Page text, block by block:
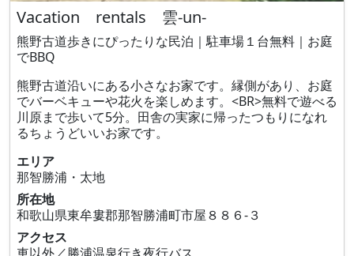
Vacation rentals 雲-un-
熊野古道歩きにぴったりな民泊｜駐車場１台無料｜お庭
でBBQ
熊野古道沿いにある小さなお家です。縁側があり、お庭
でバーベキューや花火を楽しめます。<BR>無料で遊べる
川原まで歩いて5分。田舎の実家に帰ったつもりになれ
るちょうどいいお家です。
エリア
那智勝浦・太地
所在地
和歌山県東牟婁郡那智勝浦町市屋８８６‐３
アクセス